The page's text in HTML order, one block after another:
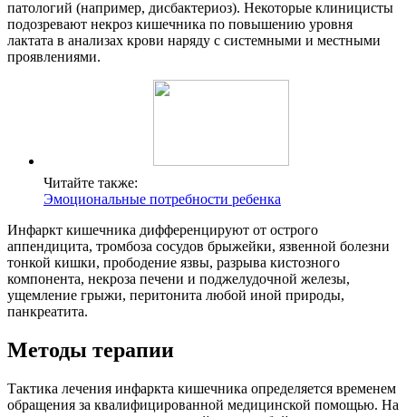
патологий (например, дисбактериоз). Некоторые клиницисты
подозревают некроз кишечника по повышению уровня
лактата в анализах крови наряду с системными и местными
проявлениями.
Читайте также:
Эмоциональные потребности ребенка
Инфаркт кишечника дифференцируют от острого
аппендицита, тромбоза сосудов брыжейки, язвенной болезни
тонкой кишки, прободение язвы, разрыва кистозного
компонента, некроза печени и поджелудочной железы,
ущемление грыжи, перитонита любой иной природы,
панкреатита.
Методы терапии
Тактика лечения инфаркта кишечника определяется временем
обращения за квалифицированной медицинской помощью. На